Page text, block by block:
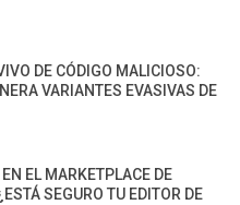
DE CÓDIGO MALICIOSO:
VARIANTES EVASIVAS DE
EL MARKETPLACE DE
SEGURO TU EDITOR DE